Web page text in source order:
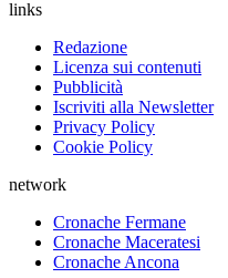
links
Redazione
Licenza sui contenuti
Pubblicità
Iscriviti alla Newsletter
Privacy Policy
Cookie Policy
network
Cronache Fermane
Cronache Maceratesi
Cronache Ancona